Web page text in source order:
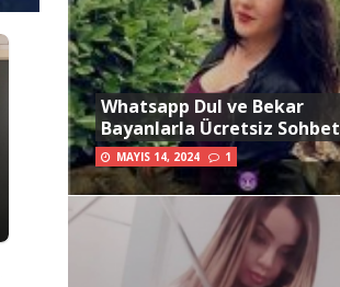
Whatsapp Dul ve Bekar
Bayanlarla Ücretsiz Sohbet
MAYIS 14, 2024 1